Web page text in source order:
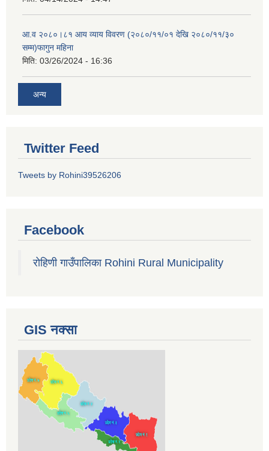
आ.व २०८०।८१ आय व्याय विवरण (२०८०/११/०१ देखि २०८०/११/३०
सम्म)फागुन महिना
मिति: 03/26/2024 - 16:36
अन्य
Twitter Feed
Tweets by Rohini39526206
Facebook
रोहिणी गाउँपालिका Rohini Rural Municipality
GIS नक्सा